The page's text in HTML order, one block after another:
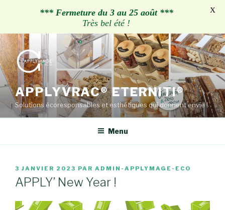
Aller
au
contenu
principal
APPLYVRAC® ETERNITI®
Solutions écoresponsables et esthétiques qui donnent envie !
Menu
PUBLIÉ
LE
3 JANVIER 2023 PAR ADMIN-APPLYMAGE-ECO
APPLY’ New Year !
*** Fermeture du 3 au 25 août ***
Très bel été !
X